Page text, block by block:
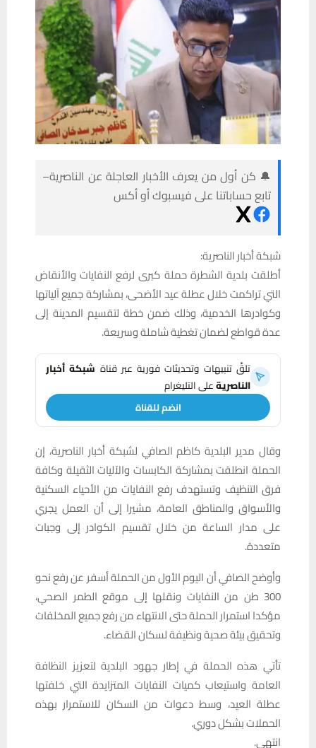
🔔 كن أول من يعرف الأخبار العاجلة عن الناصرية–
تابع حساباتنا على فيسبوك أو أكس
شبكة أخبار الناصرية:
أطلقت بلدية الشطرة حملة كبرى لرفع النفايات والأنقاض
التي تراكمت خلال عطلة عيد الأضحى، بمشاركة جميع آلياتها
وكوادرها الخدمية، وذلك ضمن خطة لتقسيم المدينة إلى
عدة قواطع لضمان تغطية شاملة وسريعة.
تلقَّ تنبيهات وتحديثات فورية عبر قناة شبكة أخبار
الناصريةعلى التليغرام
انضم للقناة
وقال مدير البلدية كاظم الصافي لشبكة أخبار الناصرية، إن
الحملة انطلقت بمشاركة الكابسات والآليات الثقيلة وكافة
فرق التنظيف وتستهدف رفع النفايات من الأحياء السكنية
والأسواق والمناطق العامة، مشيرا إلى أن العمل يجري
على مدار الساعة من خلال تقسيم الكوادر إلى وجبات
متعددة.
وأوضح الصافي أن اليوم الأول من الحملة أسفر عن رفع نحو
300 طن من النفايات ونقلها إلى موقع الطمر الصحي،
مؤكدا استمرار الحملة حتى الانتهاء من رفع جميع المخلفات
وتحقيق بيئة صحية ونظيفة لسكان القضاء.
تأتي هذه الحملة في إطار جهود البلدية لتعزيز النظافة
العامة واستيعاب كميات النفايات المتزايدة التي خلفتها
عطلة العيد، وسط دعوات من السكان للاستمرار بهذه
الحملات بشكل دوري.
انتهى.